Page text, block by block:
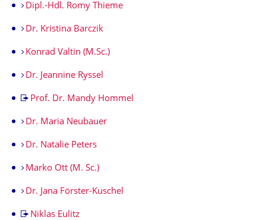
Dipl.-Hdl. Romy Thieme
Dr. Kristina Barczik
Konrad Valtin (M.Sc.)
Dr. Jeannine Ryssel
Prof. Dr. Mandy Hommel
Dr. Maria Neubauer
Dr. Natalie Peters
Marko Ott (M. Sc.)
Dr. Jana Förster-Kuschel
Niklas Eulitz